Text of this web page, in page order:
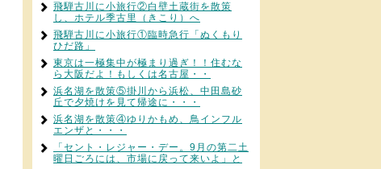
飛騨古川に小旅行②白壁土蔵街を散策
し、ホテル季古里（きこり）へ
飛騨古川に小旅行①臨時急行「ぬくもり
ひだ路」
東京は一極集中が極まり過ぎ！！住むな
ら大阪だよ！もしくは名古屋・・
浜名湖を散策⑤掛川から浜松、中田島砂
丘で夕焼けを見て帰途に・・・
浜名湖を散策④ゆりかもめ、鳥インフル
エンザと・・・
「セント・レジャー・デー。9月の第二土
曜日ごろには、市場に戻って来いよ」と